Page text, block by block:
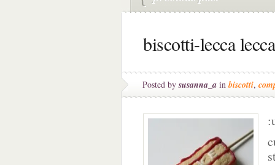
biscotti-lecca
Posted bysusanna_a in biscotti,